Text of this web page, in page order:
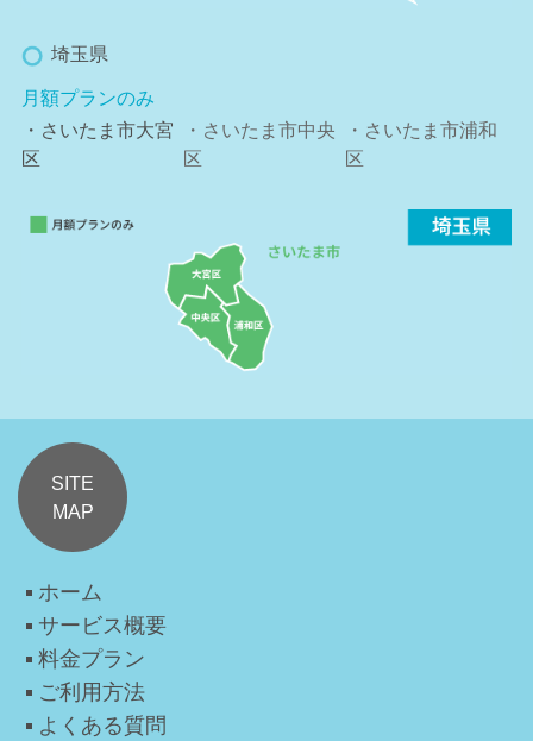
埼玉県
月額プランのみ
・さいたま市大宮
区
・さいたま市中央
区
・さいたま市浦和
区
SITE
MAP
ホーム
サービス概要
料金プラン
ご利用方法
よくある質問